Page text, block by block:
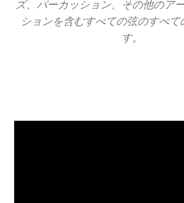
ズ、パーカッション、その他のア
ションを含むすべての弦のすべて
す。